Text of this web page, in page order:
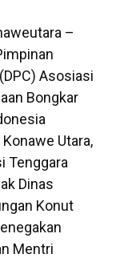
–
Asosiasi
Bongkar
Utara,
Tenggara
Dinas
Konut
Mentri